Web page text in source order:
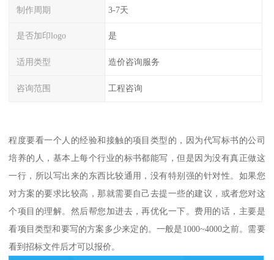
制作周期 3-7天
是否加印logo 是
适用类型 造价咨询服务
咨询范围 工程咨询
程度要看一个人的经验和接触的项目类型的，因为代写标书的公司
培养的人，基本上每个行业的标书都能写，但是因为没有真正做这
一行，所以写出来的东西比较通用，没有特别强的针对性。如果您
对方案的要求比较高，那就需要自己去提一些的建议，或者您对这
个项目的理解。然后帮您加进去，再优化一下。费用的话，主要是
看项目类型和要写的方案多少来定的。一般是1000~4000之前。需要
看到招标文件后才可以报价。